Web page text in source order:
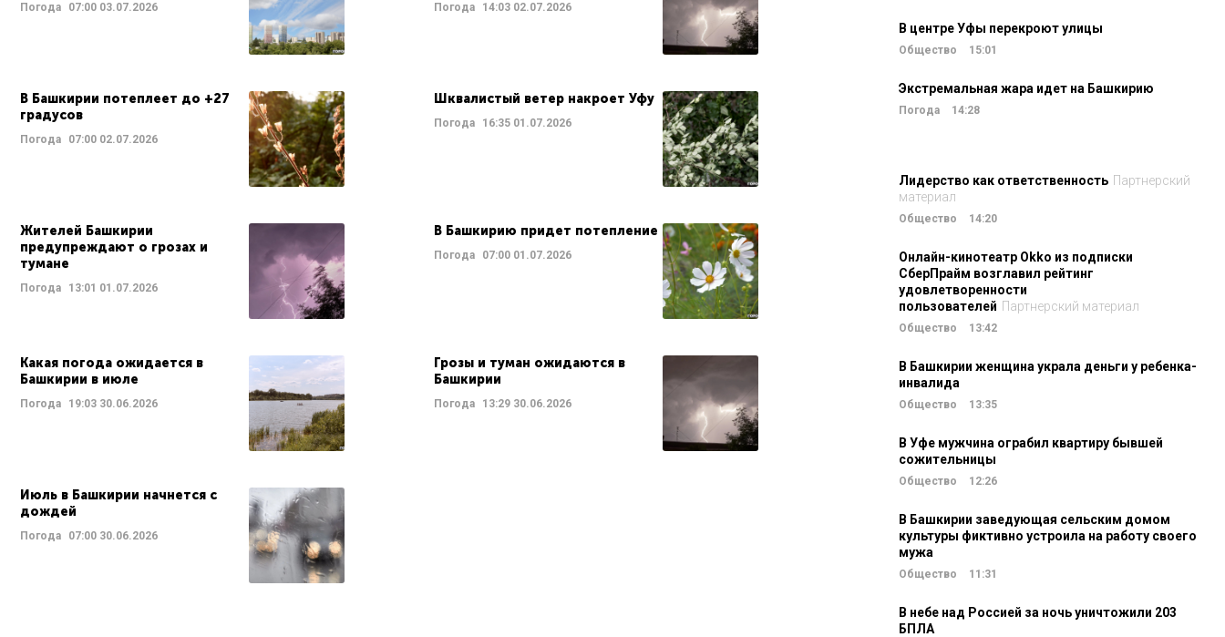
Погода 07:00 03.07.2026 Погода 14:0302.07.2026
В Башкирии потеплеет до +27
градусов
Погода 07:00 02.07.2026
Шквалистый ветер накроет Уфу
Погода 16:3501.07.2026
Жителей Башкирии
предупреждают о грозах и
тумане
Погода 13:01 01.07.2026
В Башкирию придет потепление
Погода 07:0001.07.2026
Какая погода ожидается в
Башкирии в июле
Погода 19:03 30.06.2026
Грозы и туман ожидаются в
Башкирии
Погода 13:2930.06.2026
Июль в Башкирии начнется с
дождей
Погода 07:00 30.06.2026
В центре Уфы перекроют улицы
Общество 15:01
Экстремальная жара идет на Башкирию
Погода 14:28
Лидерство как ответственность Партнерский
материал
Общество 14:20
Онлайн-кинотеатр Okko из подписки
СберПрайм возглавил рейтинг
удовлетворенности
пользователей Партнерский материал
Общество 13:42
В Башкирии женщина украла деньги у ребенка-
инвалида
Общество 13:35
В Уфе мужчина ограбил квартиру бывшей
сожительницы
Общество 12:26
В Башкирии заведующая сельским домом
культуры фиктивно устроила на работу своего
мужа
Общество 11:31
В небе над Россией за ночь уничтожили 203
БПЛА